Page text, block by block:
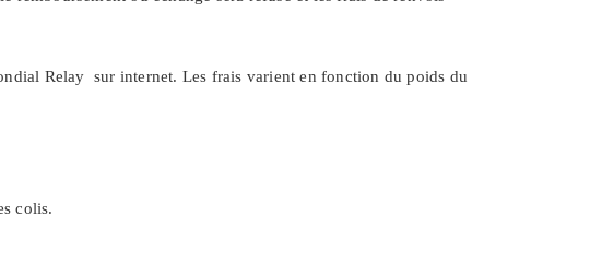
Relay sur internet. Les frais varient en fonction du poids du
colis.